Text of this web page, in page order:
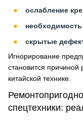
ослабление
скрытые
Игнорирование
становится причиной
китайской технике.
спецтехники: